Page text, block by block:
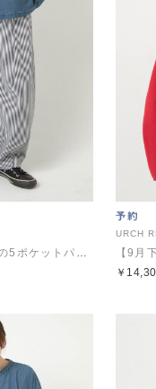
R4195 コックさんの5ポケットパンツ
URCH
￥